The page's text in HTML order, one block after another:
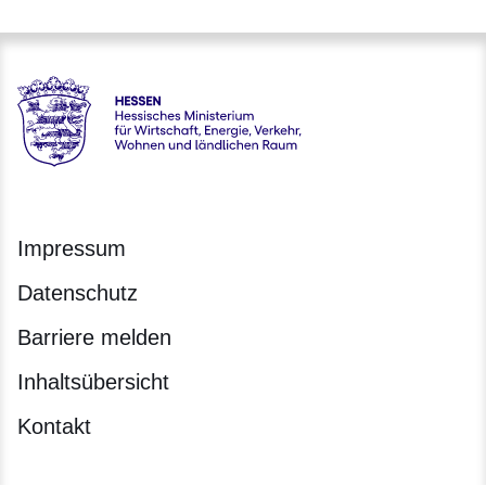
Hessen - Hessisches Ministerium für Wirtschaft, Energie,
Impressum
Datenschutz
Barriere melden
Inhaltsübersicht
Kontakt